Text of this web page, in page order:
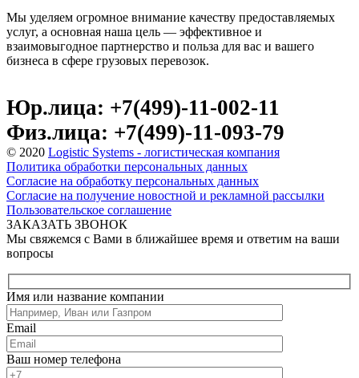
Мы уделяем огромное внимание качеству предоставляемых
услуг, а основная наша цель — эффективное и
взаимовыгодное партнерство и польза для вас и вашего
бизнеса в сфере грузовых перевозок.
Юр.лица: +7(499)-11-002-11
Физ.лица: +7(499)-11-093-79
© 2020 Logistic Systems - логистическая компания
Политика обработки персональных данных
Согласие на обработку персональных данных
Согласие на получение новостной и рекламной рассылки
Пользовательское соглашение
ЗАКАЗАТЬ ЗВОНОК
Мы свяжемся с Вами в ближайшее время и ответим на ваши
вопросы
Имя или название компании
Email
Ваш номер телефона